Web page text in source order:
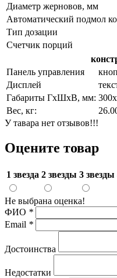
Диаметр жерновов, мм
Автоматический подмол
Тип дозации
Счетчик порций
Панель управления
Дисплей
Габариты ГхШхВ, мм:
Вес, кг:
У тавара нет отзывов!!!
Оцените товар
1 звезда 2 звезды 3 звезды
Не выбрана оценка!
ФИО *
Email *
Достоинства
Недостатки